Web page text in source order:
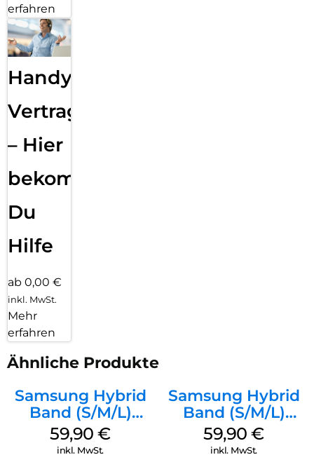
erfahren
Handy
Vertragsabwicklung
– Hier
bekommst
Du
Hilfe
ab 0,00 €
inkl. MwSt.
Mehr
erfahren
Ähnliche Produkte
Samsung Hybrid
Band (S/M/L)
Galaxy
Watch8/Watch8
59,90€
inkl. MwSt.
Samsung Hybrid
Band (S/M/L)
Galaxy
Watch8/Watch8
59,90€
inkl. MwSt.